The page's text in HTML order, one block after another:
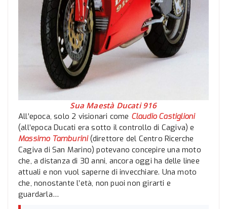
Sua Maestà Ducati 916
All’epoca, solo 2 visionari come Claudio Castiglioni
(all’epoca Ducati era sotto il controllo di Cagiva) e
Massimo Tamburini(direttore del Centro Ricerche
Cagiva di San Marino) potevano concepire una moto
che, a distanza di 30 anni, ancora oggi ha delle linee
attuali e non vuol saperne di invecchiare. Una moto
che, nonostante l’età, non puoi non girarti e
guardarla…